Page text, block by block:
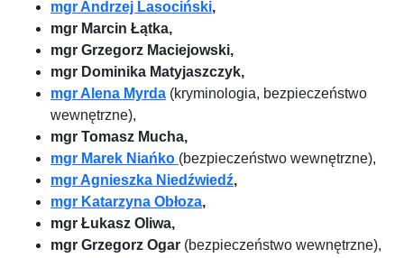
mgr Andrzej Lasociński,
mgr Marcin Łątka,
mgr Grzegorz Maciejowski,
mgr Dominika Matyjaszczyk,
mgr Alena Myrda (kryminologia, bezpieczeństwo
wewnętrzne),
mgr Tomasz Mucha,
mgr Marek Niańko (bezpieczeństwo wewnętrzne),
mgr Agnieszka Niedźwiedź,
mgr Katarzyna Obłoza,
mgr Łukasz Oliwa,
mgr Grzegorz Ogar (bezpieczeństwo wewnętrzne),